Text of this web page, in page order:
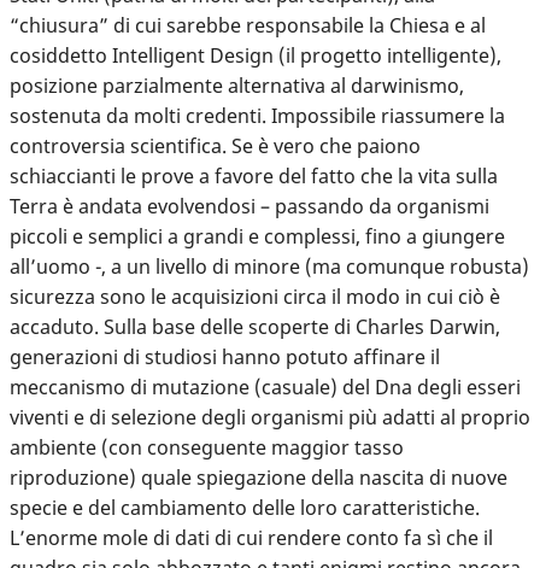
“chiusura” di cui sarebbe responsabile la Chiesa e al
cosiddetto Intelligent Design (il progetto intelligente),
posizione parzialmente alternativa al darwinismo,
sostenuta da molti credenti. Impossibile riassumere la
controversia scientifica. Se è vero che paiono
schiaccianti le prove a favore del fatto che la vita sulla
Terra è andata evolvendosi – passando da organismi
piccoli e semplici a grandi e complessi, fino a giungere
all’uomo -, a un livello di minore (ma comunque robusta)
sicurezza sono le acquisizioni circa il modo in cui ciò è
accaduto. Sulla base delle scoperte di Charles Darwin,
generazioni di studiosi hanno potuto affinare il
meccanismo di mutazione (casuale) del Dna degli esseri
viventi e di selezione degli organismi più adatti al proprio
ambiente (con conseguente maggior tasso
riproduzione) quale spiegazione della nascita di nuove
specie e del cambiamento delle loro caratteristiche.
L’enorme mole di dati di cui rendere conto fa sì che il